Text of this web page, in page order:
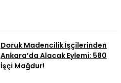
Doruk Madencilik İşçilerinden
Ankara’da Alacak Eylemi: 580
İşçi Mağdur!